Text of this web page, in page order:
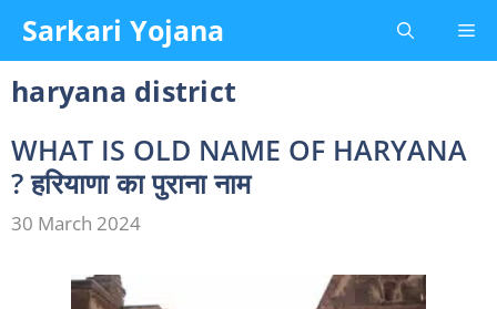
content
Sarkari Yojana
haryana district
WHAT IS OLD NAME OF HARYANA
? हरियाणा का पुराना नाम
30 March 2024